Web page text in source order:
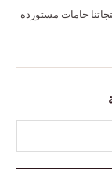
عمل - كل منتجاتنا خامات مستوردة